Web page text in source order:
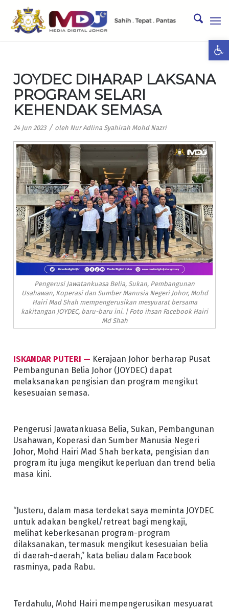
JOYDEC DIHARAP LAKSANA
PROGRAM SELARI
KEHENDAK SEMASA
24 Jun 2023 / oleh Nur Adlina Syahirah Mohd Nazri
Pengerusi Jawatankuasa Belia, Sukan, Pembangunan
Usahawan, Koperasi dan Sumber Manusia Negeri Johor, Mohd
Hairi Mad Shah mempengerusikan mesyuarat bersama
kakitangan JOYDEC, baru-baru ini. | Foto ihsan Facebook Hairi
Md Shah
ISKANDAR PUTERI — Kerajaan Johor berharap Pusat
Pembangunan Belia Johor (JOYDEC) dapat
melaksanakan pengisian dan program mengikut
kesesuaian semasa.
Pengerusi Jawatankuasa Belia, Sukan, Pembangunan
Usahawan, Koperasi dan Sumber Manusia Negeri
Johor, Mohd Hairi Mad Shah berkata, pengisian dan
program itu juga mengikut keperluan dan trend belia
masa kini.
“Justeru, dalam masa terdekat saya meminta JOYDEC
untuk adakan bengkel/retreat bagi mengkaji,
melihat keberkesanan program-program
dilaksanakan, termasuk mengikut kesesuaian belia
di daerah-daerah,” kata beliau dalam Facebook
rasminya, pada Rabu.
Terdahulu, Mohd Hairi mempengerusikan mesyuarat